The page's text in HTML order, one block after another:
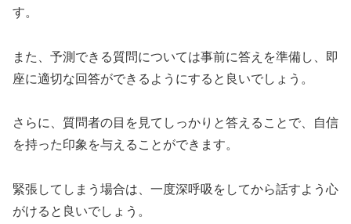
す。
また、予測できる質問については事前に答えを準備し、即
座に適切な回答ができるようにすると良いでしょう。
さらに、質問者の目を見てしっかりと答えることで、自信
を持った印象を与えることができます。
緊張してしまう場合は、一度深呼吸をしてから話すよう心
がけると良いでしょう。